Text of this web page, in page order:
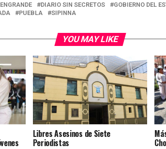
DIARIO SIN SECRETOS GOBIERNO DEL
PUEBLA SIPINNA
YOU MAY LIKE
Libres Asesinos de Siete
Periodistas